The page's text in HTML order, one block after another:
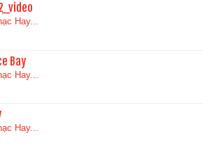
Hay...
Bay
Hay...
Hay...